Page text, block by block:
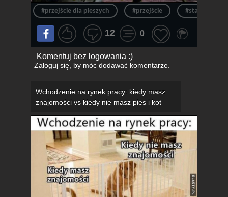
#przejście dla pieszych #przejście #stare baby
12 0
Komentuj bez logowania :)
Zaloguj się, by móc dodawać komentarze.
Wchodzenie na rynek pracy: kiedy masz
znajomości vs kiedy nie masz pies i kot